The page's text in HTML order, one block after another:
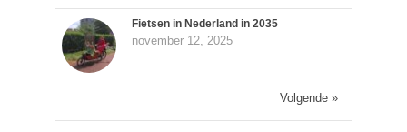
Fietsen in Nederland in 2035
november 12, 2025
Volgende »